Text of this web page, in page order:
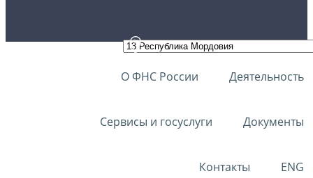
О ФНС России Деятельность
Сервисы и госуслуги Документы
Контакты ENG